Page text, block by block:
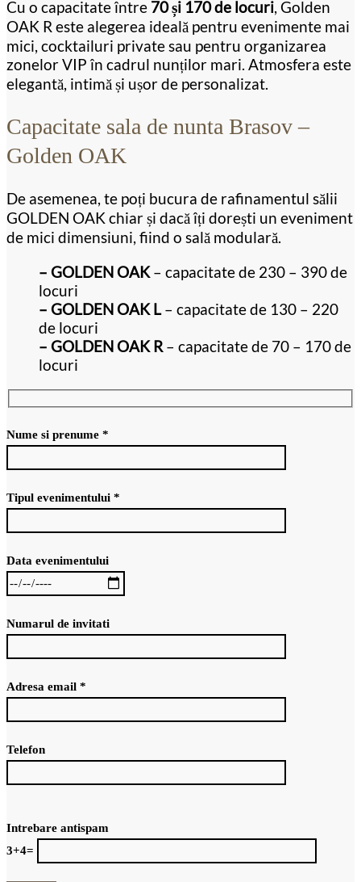
Cu o capacitate între 70 și 170 de locuri, Golden
OAK R este alegerea ideală pentru evenimente mai
mici, cocktailuri private sau pentru organizarea
zonelor VIP în cadrul nunților mari. Atmosfera este
elegantă, intimă și ușor de personalizat.
Capacitate sala de nunta Brasov –
Golden OAK
De asemenea, te poți bucura de rafinamentul sălii
GOLDEN OAK chiar și dacă îți dorești un eveniment
de mici dimensiuni, fiind o sală modulară.
– GOLDEN OAK– capacitate de 230 – 390 de
locuri
– GOLDEN OAK L– capacitate de 130 – 220
de locuri
– GOLDEN OAK R – capacitate de 70 – 170 de
locuri
Nume si prenume *
Tipul evenimentului *
Data evenimentului
Numarul de invitati
Adresa email *
Telefon
Intrebare antispam
3+4=